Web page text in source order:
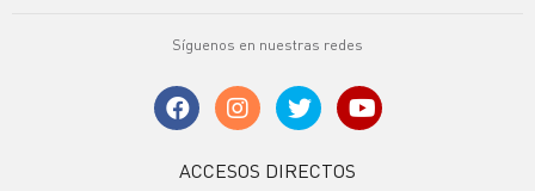
Síguenos en nuestras redes
ACCESOS DIRECTOS